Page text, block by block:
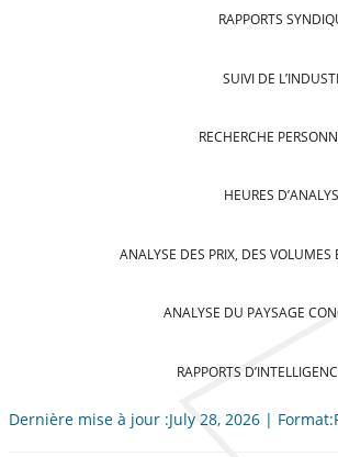
RAPPORTS
SUIVI DE
RECHERCHE
HEURES
ANALYSE DES PRIX, DES
ANALYSE DU PAYSAGE
RAPPORTS
Dernière mise à jour :July 28, 2026 |